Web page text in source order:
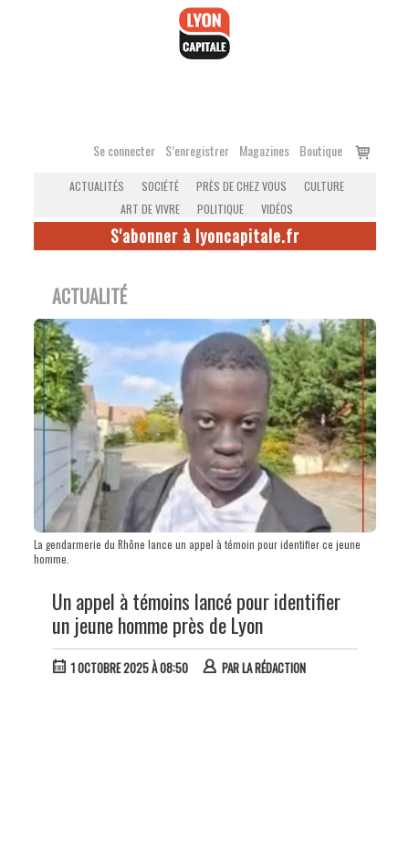
Se connecter S’enregistrer Magazines Boutique
Voir
ACTUALITÉS SOCIÉTÉ PRÈS DE CHEZ VOUS
CULTURE
ART DE VIVRE
POLITIQUE VIDÉOS
S'abonner à lyoncapitale.fr
ACTUALITÉ
La gendarmerie du Rhône lance un appel à témoin pour identifier ce jeune
homme.
Un appel à témoins lancé pour identifier
un jeune homme près de Lyon
1 OCTOBRE 2025 À 08:50 PARLA RÉDACTION